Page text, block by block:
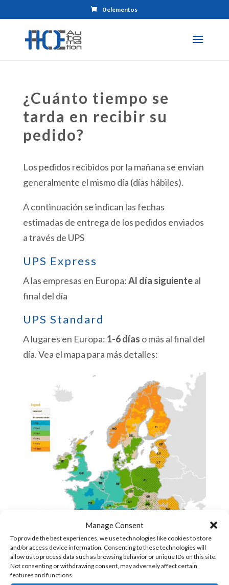
Manage Consent
To provide the best experiences, we use technologies like cookies to store
and/or access device information. Consenting to these technologies will
allow us to process data such as browsing behavior or unique IDs on this site.
Not consenting or withdrawing consent, may adversely affect certain
features and functions.
0 elementos
¿Cuánto tiempo se
tarda en recibir su
pedido?
Los pedidos recibidos por la mañana se envían
generalmente el mismo día (días hábiles).
A continuación se indican las fechas
estimadas de entrega de los pedidos enviados
a través de UPS
UPS Express
A las empresas en Europa:Al día siguienteal
final del día
UPS Standard
A lugares en Europa: 1-6 días o más al final del
día. Vea el mapa para más detalles: